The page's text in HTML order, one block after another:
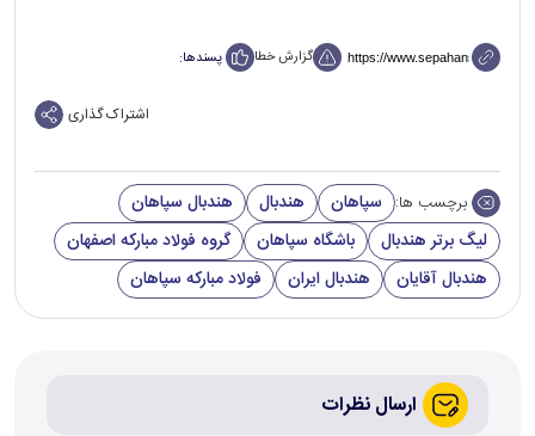
گزارش خطا پسندها:
اشتراک گذاری
برچسب ها: سپاهان هندبال
هندبال سپاهان
لیگ برتر هندبال
باشگاه سپاهان
گروه فولاد مبارکه اصفهان
هندبال آقایان
هندبال ایران فولاد مبارکه سپاهان
ارسال نظرات